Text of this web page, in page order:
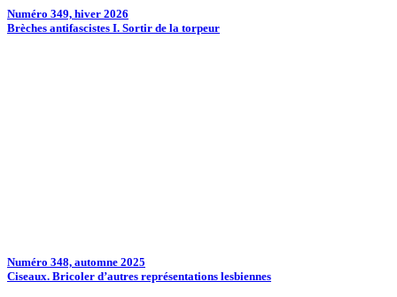
Numéro 349, hiver 2026
Brèches antifascistes I. Sortir de la torpeur
Numéro 348, automne 2025
Ciseaux. Bricoler d’autres représentations lesbiennes